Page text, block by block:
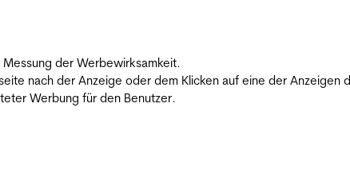
der Werbewirksamkeit.
nach der Anzeige oder dem Klicken auf eine der Anzeigen
Werbung für den Benutzer.